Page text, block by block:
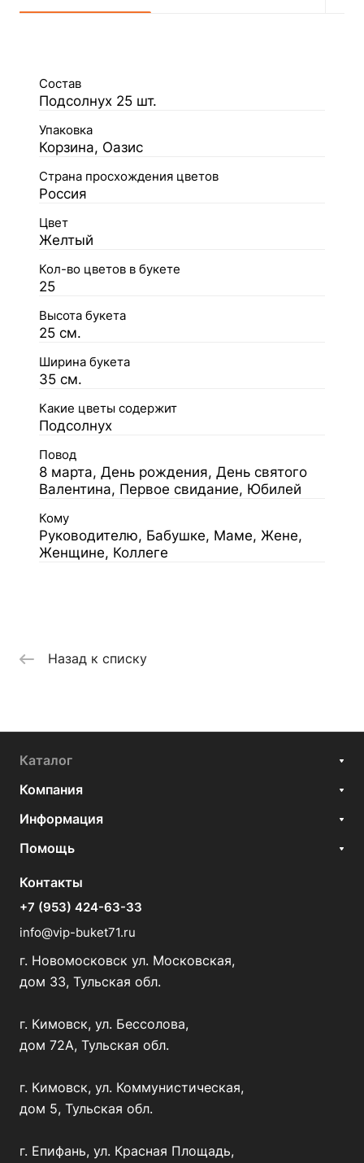
Состав
Подсолнух 25 шт.
Упаковка
Корзина, Оазис
Страна просхождения цветов
Россия
Цвет
Желтый
Кол-во цветов в букете
25
Высота букета
25 см.
Ширина букета
35 см.
Какие цветы содержит
Подсолнух
Повод
8 марта, День рождения, День святого
Валентина, Первое свидание, Юбилей
Кому
Руководителю, Бабушке, Маме, Жене,
Женщине, Коллеге
Назад к списку
Каталог
Компания
Информация
Помощь
Контакты
+7 (953) 424-63-33
info@vip-buket71.ru
г. Новомосковск ул. Московская,
дом 33, Тульская обл.
г. Кимовск, ул. Бессолова,
дом 72А, Тульская обл.
г. Кимовск, ул. Коммунистическая,
дом 5, Тульская обл.
г. Епифань, ул. Красная Площадь,